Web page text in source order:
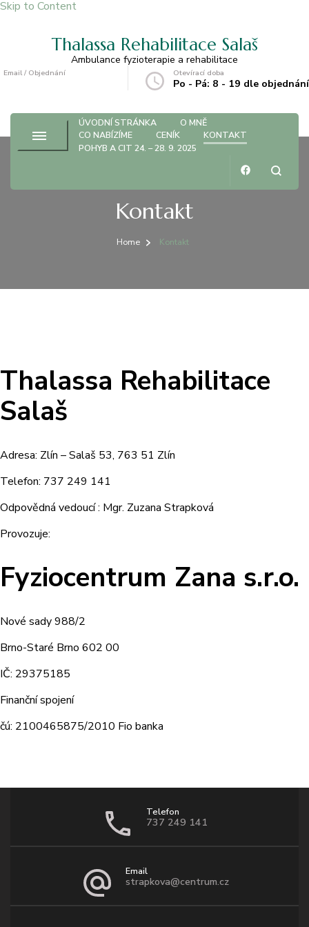
Skip to Content
Thalassa Rehabilitace Salaš
Ambulance fyzioterapie a rehabilitace
Email / Objednání Otevírací doba
Po - Pá: 8 - 19 dle objednání
ÚVODNÍ STRÁNKA
O MNĚ
CO NABÍZÍME
CENÍK
KONTAKT
POHYB A CIT 24. – 28. 9. 2025
Kontakt
Home Kontakt
Thalassa Rehabilitace
Salaš
Adresa: Zlín – Salaš 53, 763 51 Zlín
Telefon: 737 249 141
Odpovědná vedoucí : Mgr. Zuzana Strapková
Provozuje:
Fyziocentrum Zana s.r.o.
Nové sady 988/2
Brno-Staré Brno 602 00
IČ: 29375185
Finanční spojení
čú: 2100465875/2010 Fio banka
Telefon
737 249 141
Email
strapkova@centrum.cz